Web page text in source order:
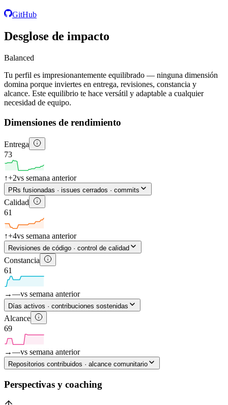
GitHub
Desglose de impacto
Balanced
Tu perfil es impresionantemente equilibrado — ninguna dimensión
domina porque inviertes en entrega, revisiones, constancia y
alcance. Este equilibrio te hace versátil y adaptable a cualquier
necesidad de equipo.
Dimensiones de rendimiento
Entrega
73
↑+2vs semana anterior
PRs fusionadas · issues cerrados · commits
Calidad
61
↑+4vs semana anterior
Revisiones de código · control de calidad
Constancia
61
→—vs semana anterior
Días activos · contribuciones sostenidas
Alcance
69
→—vs semana anterior
Repositorios contribuidos · alcance comunitario
Perspectivas y coaching